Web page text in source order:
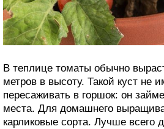
В теплице томаты обычно
метров в высоту. Такой куст не
пересаживать в горшок: он
места. Для домашнего
карликовые сорта. Лучше всего